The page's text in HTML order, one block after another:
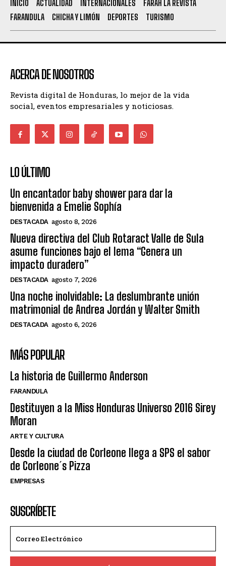
INICIO ACTUALIDAD INTERNACIONALES
FARAH LA REVISTA
FARANDULA
CHICHA Y LIMÓN DEPORTES TURISMO
ACERCA DE NOSOTROS
Revista digital de Honduras, lo mejor de la vida
social, eventos empresariales y noticiosas.
LO ÚLTIMO
Un encantador baby shower para dar la
bienvenida a Emelie Sophía
DESTACADA agosto 8, 2026
Nueva directiva del Club Rotaract Valle de Sula
asume funciones bajo el lema “Genera un
impacto duradero”
DESTACADA agosto 7, 2026
Una noche inolvidable: La deslumbrante unión
matrimonial de Andrea Jordán y Walter Smith
DESTACADA agosto 6, 2026
MÁS POPULAR
La historia de Guillermo Anderson
FARANDULA
Destituyen a la Miss Honduras Universo 2016 Sirey
Moran
ARTE Y CULTURA
Desde la ciudad de Corleone llega a SPS el sabor
de Corleone´s Pizza
EMPRESAS
SUSCRÍBETE